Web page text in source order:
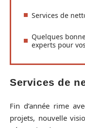
Services de
Quelques
experts pour
Services de
Fin d’année rime
projets, nouvelle